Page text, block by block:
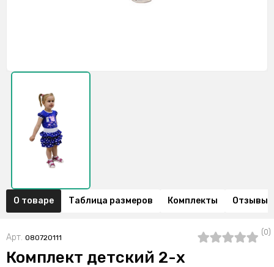
О товаре Таблица размеров Комплекты Отзывы
Арт. 080720111
(0)
Комплект детский 2-х